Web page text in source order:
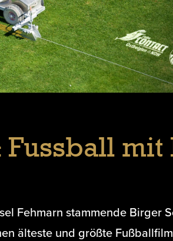
Fehmarn stammende Birger
älteste und größte